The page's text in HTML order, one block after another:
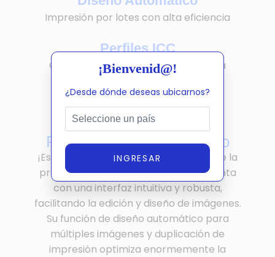
¡Bienvenid@!
¿Desde dónde deseas ubicarnos?
INGRESAR
Impresión por lotes con alta eficiencia
Perfiles ICC
Optimiza tu flujo de trabajo para una
Potente Software OtterPro
¡Este software potencia notablemente la
productividad en proyectos DTF! Cuenta
con una interfaz intuitiva y robusta,
facilitando la edición y diseño de imágenes.
Su función de diseño automático para
múltiples imágenes y duplicación de
impresión optimiza enormemente la